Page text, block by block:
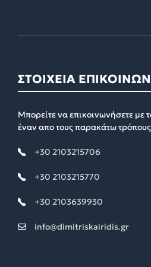
ΣΤΟΙΧΕΙΑ
Μπορείτε να επικοινωνήσετε με
έναν απο τους παρακάτω τρόπους
+30 2103215706
+30 2103215770
+30 2103639930
info@dimitriskairidis.gr